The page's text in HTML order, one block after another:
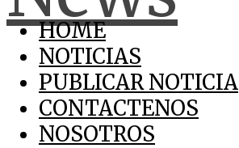
HOME
NOTICIAS
PUBLICAR NOTICIA
CONTACTENOS
NOSOTROS